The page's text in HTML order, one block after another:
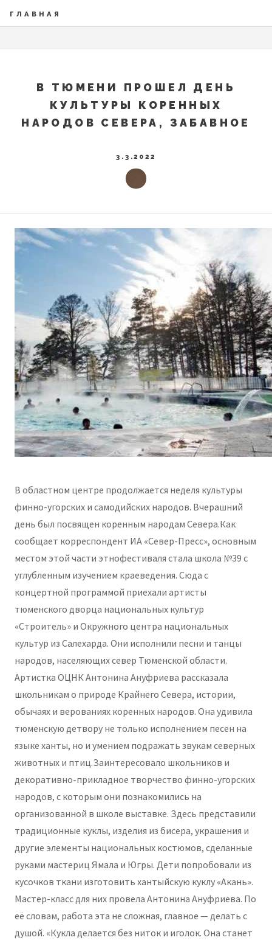
ГЛАВНАЯ
В ТЮМЕНИ ПРОШЕЛ ДЕНЬ
КУЛЬТУРЫ КОРЕННЫХ
НАРОДОВ СЕВЕРА, ЗАБАВНОЕ
3.3.2022
В областном центре продолжается неделя культуры
финно-угорских и самодийских народов. Вчерашний
день был посвящен коренным народам Севера.Как
сообщает корреспондент ИА «Север-Пресс», основным
местом этой части этнофестиваля стала школа №39 с
углубленным изучением краеведения. Сюда с
концертной программой приехали артисты
тюменского дворца национальных культур
«Строитель» и Окружного центра национальных
культур из Салехарда. Они исполнили песни и танцы
народов, населяющих север Тюменской области.
Артистка ОЦНК Антонина Ануфриева рассказала
школьникам о природе Крайнего Севера, истории,
обычаях и верованиях коренных народов. Она удивила
тюменскую детвору не только исполнением песен на
языке ханты, но и умением подражать звукам северных
животных и птиц.Заинтересовало школьников и
декоративно-прикладное творчество финно-угорских
народов, с которым они познакомились на
организованной в школе выставке. Здесь представили
традиционные куклы, изделия из бисера, украшения и
другие элементы национальных костюмов, сделанные
руками мастериц Ямала и Югры. Дети попробовали из
кусочков ткани изготовить хантыйскую куклу «Акань».
Мастер-класс для них провела Антонина Ануфриева. По
её словам, работа эта не сложная, главное — делать с
душой. «Кукла делается без ниток и иголок. Она станет